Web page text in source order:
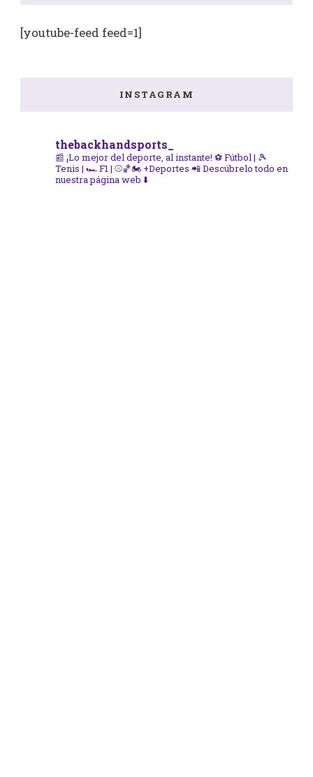
[youtube-feed feed=1]
INSTAGRAM
thebackhandsports_
📰 ¡Lo mejor del deporte, al instante! ⚽ Fútbol | 🎾
Tenis | 🏎️ F1 | ⚾🏀🏍️ +Deportes 📲 Descúbrelo todo en
nuestra página web ⬇️